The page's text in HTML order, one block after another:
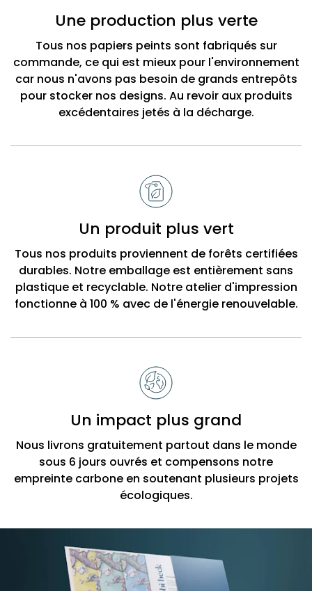
BobbiUne production plus verte
Tous nos papiers peints sont fabriqués sur
commande, ce qui est mieux pour l'environnement
car nous n'avons pas besoin de grands entrepôts
pour stocker nos designs. Au revoir aux produits
excédentaires jetés à la décharge.
Un produit plus vert
Tous nos produits proviennent de forêts certifiées
durables. Notre emballage est entièrement sans
plastique et recyclable. Notre atelier d'impression
fonctionne à 100 % avec de l'énergie renouvelable.
Un impact plus grand
Nous livrons gratuitement partout dans le monde
sous 6 jours ouvrés et compensons notre
empreinte carbone en soutenant plusieurs projets
écologiques.